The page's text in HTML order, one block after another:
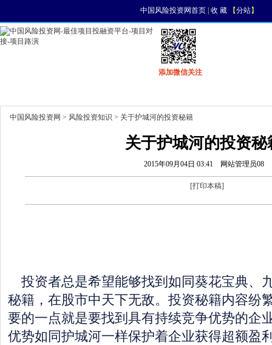
中国风险投资网首页| 收 藏【分站】
添加微信关注
中国风险投资网 > 风险投资知识 > 关于护城河的投资秘籍
关于护城河的投资秘
2015年09月04日 03:41 网站管理员08
[打印本稿]
投资者总是希望能够找到如同葵花宝典、
秘籍，在股市中天下无敌。投资秘籍内容纷
要的一点就是要找到具有持续竞争优势的企
优势如同护城河一样保护着企业获得超额盈